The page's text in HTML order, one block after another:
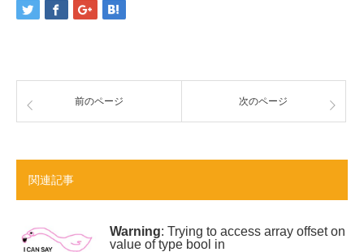
前のページ 次のページ
関連記事
Warning: Trying to access array offset on
value of type bool in